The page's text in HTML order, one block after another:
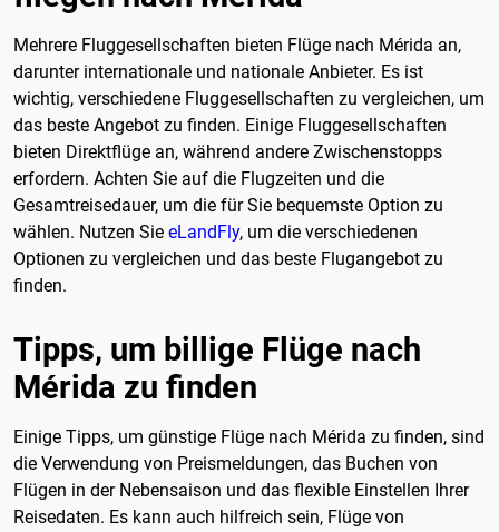
Mehrere Fluggesellschaften bieten Flüge nach Mérida an,
darunter internationale und nationale Anbieter. Es ist
wichtig, verschiedene Fluggesellschaften zu vergleichen, um
das beste Angebot zu finden. Einige Fluggesellschaften
bieten Direktflüge an, während andere Zwischenstopps
erfordern. Achten Sie auf die Flugzeiten und die
Gesamtreisedauer, um die für Sie bequemste Option zu
wählen. Nutzen Sie eLandFly, um die verschiedenen
Optionen zu vergleichen und das beste Flugangebot zu
finden.
Tipps, um billige Flüge nach
Mérida zu finden
Einige Tipps, um günstige Flüge nach Mérida zu finden, sind
die Verwendung von Preismeldungen, das Buchen von
Flügen in der Nebensaison und das flexible Einstellen Ihrer
Reisedaten. Es kann auch hilfreich sein, Flüge von